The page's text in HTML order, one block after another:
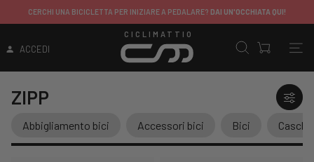
CERCHI UNA BICICLETTA PER INIZIARE A PEDALARE? DAI UN'OCCHIATA QUI!
ACCEDI
CICLIMATTIO
ZIPP
Abbigliamento bici Accessori bici Bici Caschi